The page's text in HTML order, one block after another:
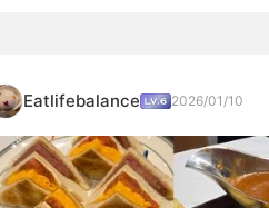
Eatlifebalance 2026/01/10